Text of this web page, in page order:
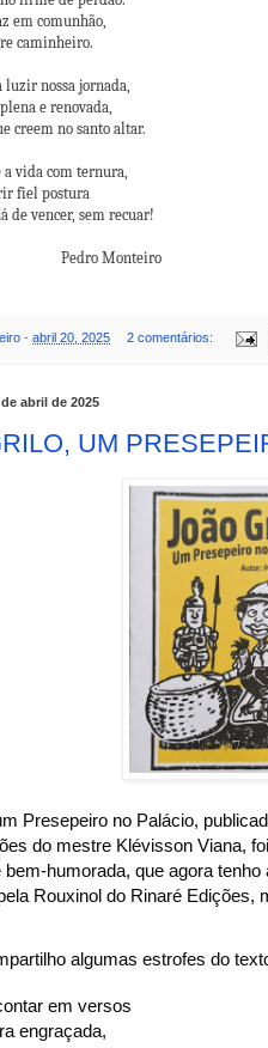
em comunhão,
caminheiro.
luzir nossa jornada,
e renovada,
creem no santo altar.
a vida com ternura,
fiel postura
de vencer, sem recuar!
Monteiro
- abril 20, 2025 2 comentários:
abril de 2025
UM
Presepeiro no Palácio,
do mestre Klévisson Viana,
bem-humorada, que agora
Rouxinol do Rinaré Edições,
algumas estrofes do
em versos
engraçada,